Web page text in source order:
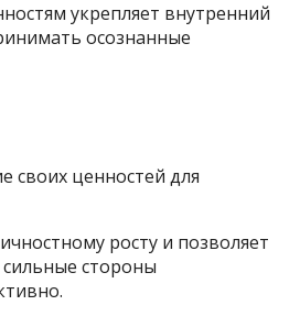
укрепляет внутренний
осознанные
своих ценностей для
росту и позволяет
стороны